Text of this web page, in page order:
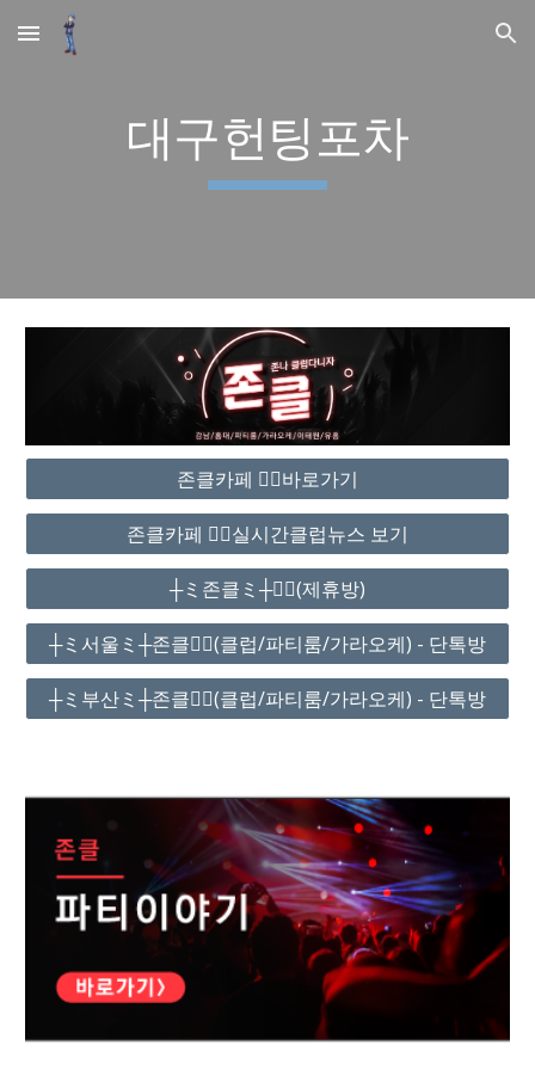
Skip to main content Skip to navigation
대구헌팅포차
존클카페 ❤️‍🔥바로가기
존클카페 ❤️‍🔥실시간클럽뉴스 보기
┼ミ존클ミ┼❤️‍🔥(제휴방)
┼ミ서울ミ┼존클❤️‍🔥(클럽/파티룸/가라오케) - 단톡방
┼ミ부산ミ┼존클❤️‍🔥(클럽/파티룸/가라오케) - 단톡방